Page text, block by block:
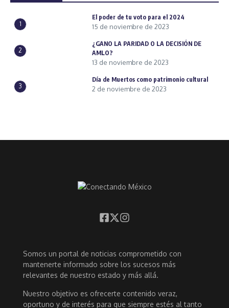
1
El poder de tu voto para el 2024
15 de noviembre de 2023
2
¿GANO LA PARIDAD O LA DECISIÓN DE
AMLO?
13 de noviembre de 2023
3
Día de Muertos como patrimonio cultural
2 de noviembre de 2023
Somos un portal de noticias comprometido con
mantenerte informado sobre los sucesos más
relevantes de nuestro estado y más allá.
Nuestro objetivo es ofrecerte contenido veraz,
oportuno y de interés para que siempre estés al tanto